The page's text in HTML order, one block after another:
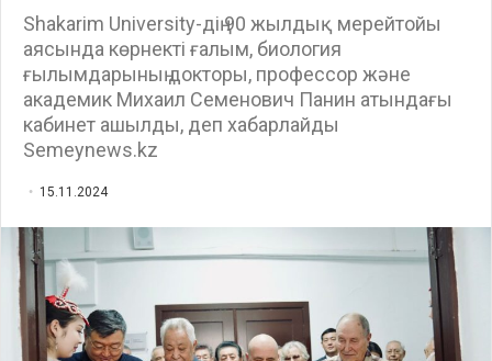
Shakarim University-дің 90 жылдық мерейтойы
аясында көрнекті ғалым, биология
ғылымдарының докторы, профессор және
академик Михаил Семенович Панин атындағы
кабинет ашылды, деп хабарлайды
Semeynews.kz
15.11.2024